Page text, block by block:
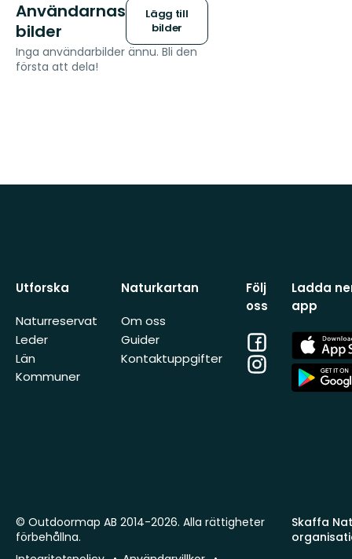
Användarnas
bilder
Lägg till
bilder
Inga användarbilder ännu. Bli den
första att dela!
Utforska
Naturreservat
Leder
Län
Kommuner
Naturkartan
Om oss
Guider
Kontaktuppgifter
Följ
oss
Facebook
Instagram
Ladda
app
App
Store
App
Store
Skaffa
© Outdoormap AB 2014-2026. Alla rättigheter
förbehållna.